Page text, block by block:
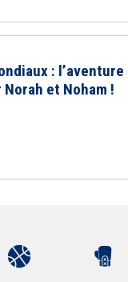
: l’aventure
et Noham !